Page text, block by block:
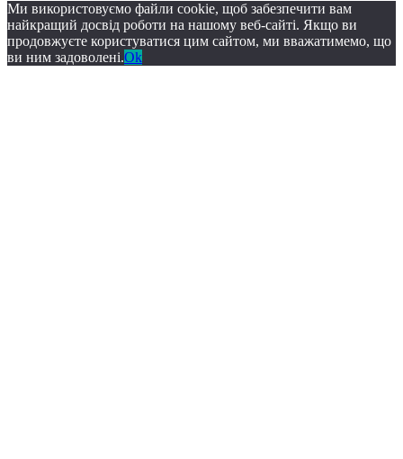
Ми використовуємо файли cookie, щоб забезпечити вам
найкращий досвід роботи на нашому веб-сайті. Якщо ви
продовжуєте користуватися цим сайтом, ми вважатимемо, що
ви ним задоволені.Ok